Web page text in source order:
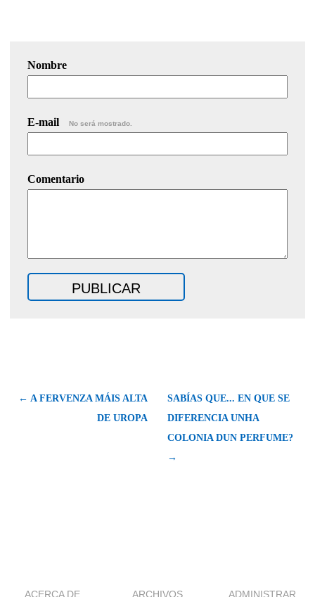
Nombre
E-mail No será mostrado.
Comentario
← A FERVENZA MÁIS ALTA
DE UROPA
SABÍAS QUE... EN QUE SE
DIFERENCIA UNHA
COLONIA DUN PERFUME?
→
ACERCA DE ARCHIVOS ADMINISTRAR